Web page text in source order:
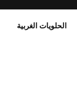
الحلويات الغربية